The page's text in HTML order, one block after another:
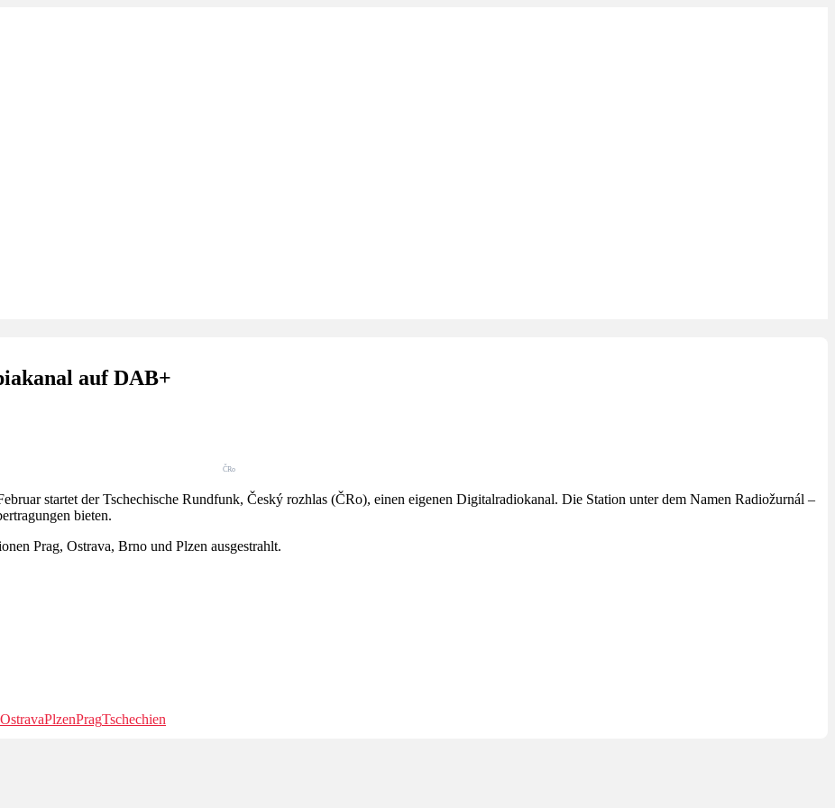
auf DAB+
ČRo
startet der Tschechische Rundfunk, Český rozhlas (ČRo), einen eigenen Digitalradiokanal. Die Station unter dem Namen Radiožurnál –
bieten.
Prag, Ostrava, Brno und Plzen ausgestrahlt.
OstravaPlzenPragTschechien